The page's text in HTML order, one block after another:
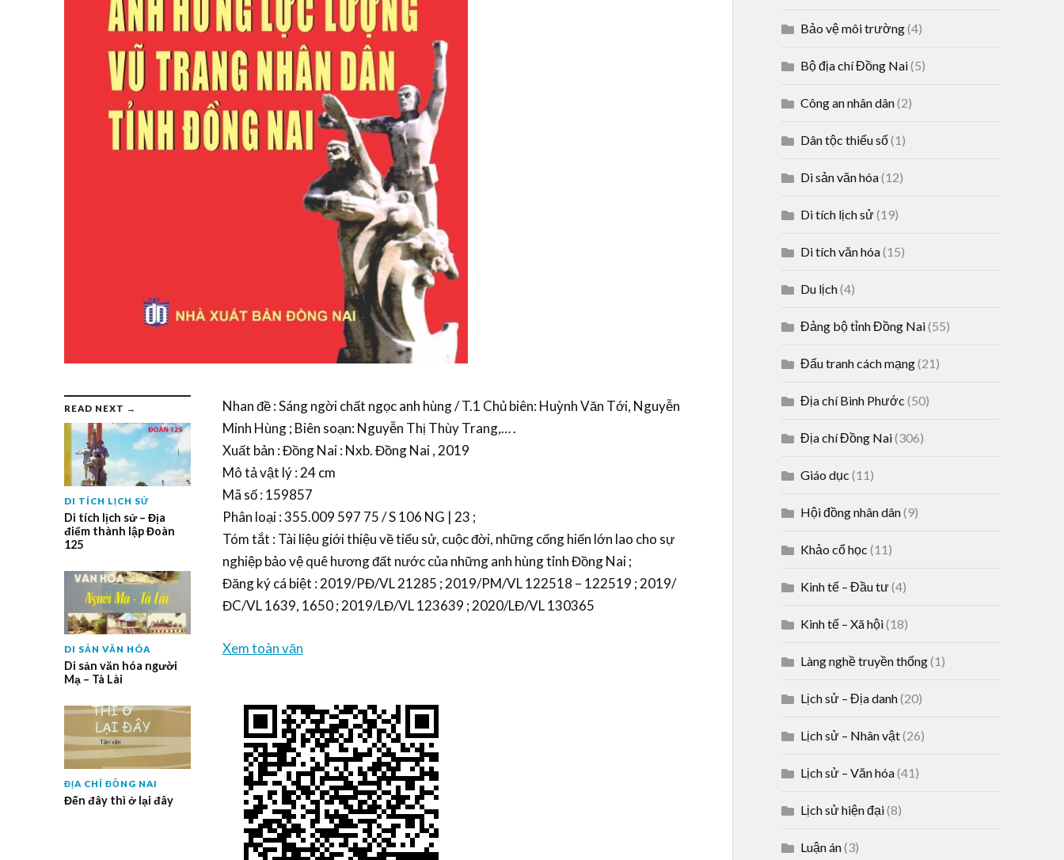
READ NEXT →
DI TÍCH LỊCH SỬ
Di tích lịch sử – Địa
điểm thành lập Đoàn
125
DI SẢN VĂN HÓA
Di sản văn hóa người
Mạ – Tà Lài
ĐỊA CHÍ ĐỒNG NAI
Đến đây thì ở lại đây
Nhan đề : Sáng ngời chất ngọc anh hùng / T.1 Chủ biên: Huỳnh Văn Tới, Nguyễn
Minh Hùng ; Biên soạn: Nguyễn Thị Thùy Trang,… .
Xuất bản : Đồng Nai : Nxb. Đồng Nai , 2019
Mô tả vật lý : 24 cm
Mã số : 159857
Phân loại : 355.009 597 75 / S 106 NG | 23 ;
Tóm tắt : Tài liệu giới thiệu về tiểu sử, cuộc đời, những cống hiến lớn lao cho sự
nghiệp bảo vệ quê hương đất nước của những anh hùng tỉnh Đồng Nai ;
Đăng ký cá biệt : 2019/PĐ/VL 21285 ; 2019/PM/VL 122518 – 122519 ; 2019/
ĐC/VL 1639, 1650 ; 2019/LĐ/VL 123639 ; 2020/LĐ/VL 130365
Xem toàn văn
Bảo vệ môi trường(4)
Bộ địa chí Đồng Nai(5)
Công an nhân dân(2)
Dân tộc thiểu số(1)
Di sản văn hóa(12)
Di tích lịch sử(19)
Di tích văn hóa(15)
Du lịch(4)
Đảng bộ tỉnh Đồng Nai(55)
Đấu tranh cách mạng(21)
Địa chí Bình Phước (50)
Địa chí Đồng Nai(306)
Giáo dục (11)
Hội đồng nhân dân(9)
Khảo cổ học (11)
Kinh tế – Đầu tư(4)
Kinh tế – Xã hội(18)
Làng nghề truyền thống(1)
Lịch sử – Địa danh(20)
Lịch sử – Nhân vật(26)
Lịch sử – Văn hóa(41)
Lịch sử hiện đại(8)
Luận án(3)